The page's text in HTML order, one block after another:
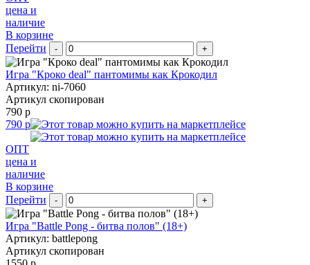
цена и
наличие
В корзине
Перейти
- +
Игра "Кроко deal" пантомимы как Крокодил
Артикул: ni-7060
Артикул скопирован
790 р
790 р
ОПТ
цена и
наличие
В корзине
Перейти
- +
Игра "Battle Pong - битва полов" (18+)
Артикул: battlepong
Артикул скопирован